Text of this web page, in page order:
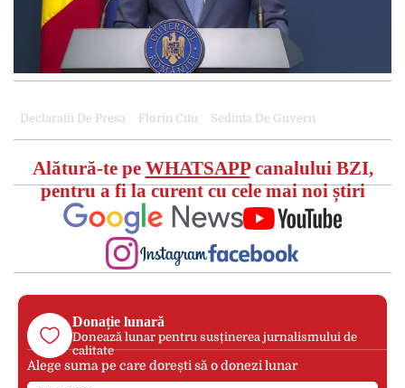
Declaratii De Presa Florin Citu Sedinta De Guvern
Alătură-te pe WHATSAPPcanalului BZI,
pentru a fi la curent cu cele mai noi știri
Donație lunară
Donează lunar pentru susținerea jurnalismului de
calitate
Alege suma pe care dorești să o donezi lunar